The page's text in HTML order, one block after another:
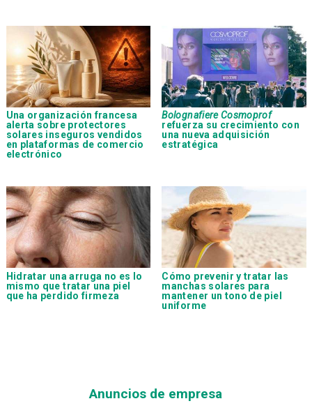
Una organización francesa
alerta sobre protectores
solares inseguros vendidos
en plataformas de comercio
electrónico
Bolognafiere Cosmoprof
refuerza su crecimiento con
una nueva adquisición
estratégica
Hidratar una arruga no es lo
mismo que tratar una piel
que ha perdido firmeza
Cómo prevenir y tratar las
manchas solares para
mantener un tono de piel
uniforme
Anuncios de empresa